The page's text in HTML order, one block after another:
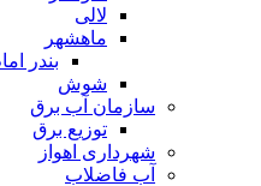
لالی
ماهشهر
بندر
شوش
سازمان آب برق
توزیع برق
شهرداری اهواز
آب فاضلاب